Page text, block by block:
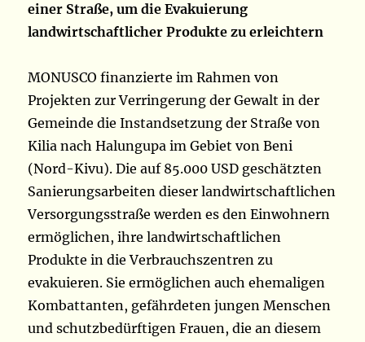
einer Straße, um die Evakuierung
landwirtschaftlicher Produkte zu erleichtern
MONUSCO finanzierte im Rahmen von
Projekten zur Verringerung der Gewalt in der
Gemeinde die Instandsetzung der Straße von
Kilia nach Halungupa im Gebiet von Beni
(Nord-Kivu). Die auf 85.000 USD geschätzten
Sanierungsarbeiten dieser landwirtschaftlichen
Versorgungsstraße werden es den Einwohnern
ermöglichen, ihre landwirtschaftlichen
Produkte in die Verbrauchszentren zu
evakuieren. Sie ermöglichen auch ehemaligen
Kombattanten, gefährdeten jungen Menschen
und schutzbedürftigen Frauen, die an diesem